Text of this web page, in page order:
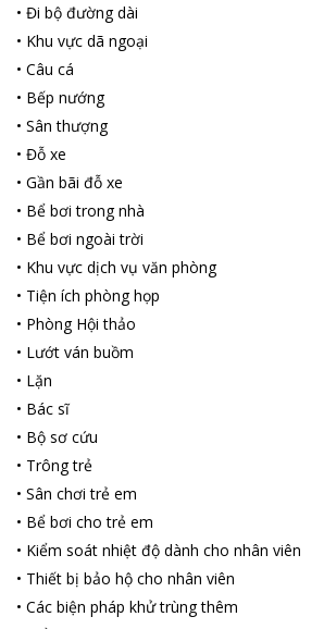
• Đi bộ đường dài
• Khu vực dã ngoại
• Câu cá
• Bếp nướng
• Sân thượng
• Đỗ xe
• Gần bãi đỗ xe
• Bể bơi trong nhà
• Bể bơi ngoài trời
• Khu vực dịch vụ văn phòng
• Tiện ích phòng họp
• Phòng Hội thảo
• Lướt ván buồm
• Lặn
• Bác sĩ
• Bộ sơ cứu
• Trông trẻ
• Sân chơi trẻ em
• Bể bơi cho trẻ em
• Kiểm soát nhiệt độ dành cho nhân viên
• Thiết bị bảo hộ cho nhân viên
• Các biện pháp khử trùng thêm